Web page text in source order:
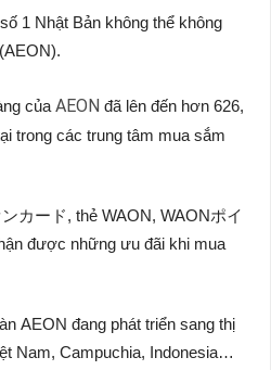
1 Nhật Bản không thể không
của AEON đã lên đến hơn 626,
trong các trung tâm mua sắm
カード, thẻ WAON, WAONポイ
được những ưu đãi khi mua
AEON đang phát triển sang thị
Nam, Campuchia, Indonesia…